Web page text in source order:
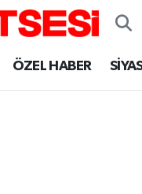
ÖZEL HABER